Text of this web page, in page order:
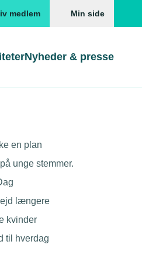
medlem Min side
til
app
Nyheder & presse
en plan
unge stemmer.
længere
kvinder
til hverdag